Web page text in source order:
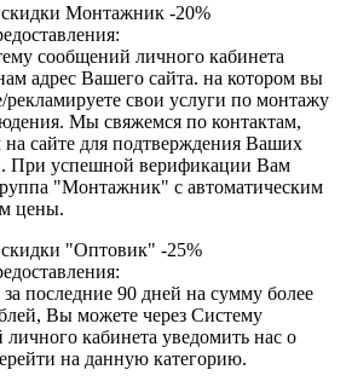
скидки Монтажник -20%
сообщений личного кабинета
адрес Вашего сайта. на котором вы
рекламируете свои услуги по монтажу
Мы свяжемся по контактам,
сайте для подтверждения Ваших
При успешной верификации Вам
"Монтажник" с автоматическим
цены.
скидки "Оптовик" -25%
за последние 90 дней на сумму более
Вы можете через Систему
кабинета уведомить нас о
на данную категорию.